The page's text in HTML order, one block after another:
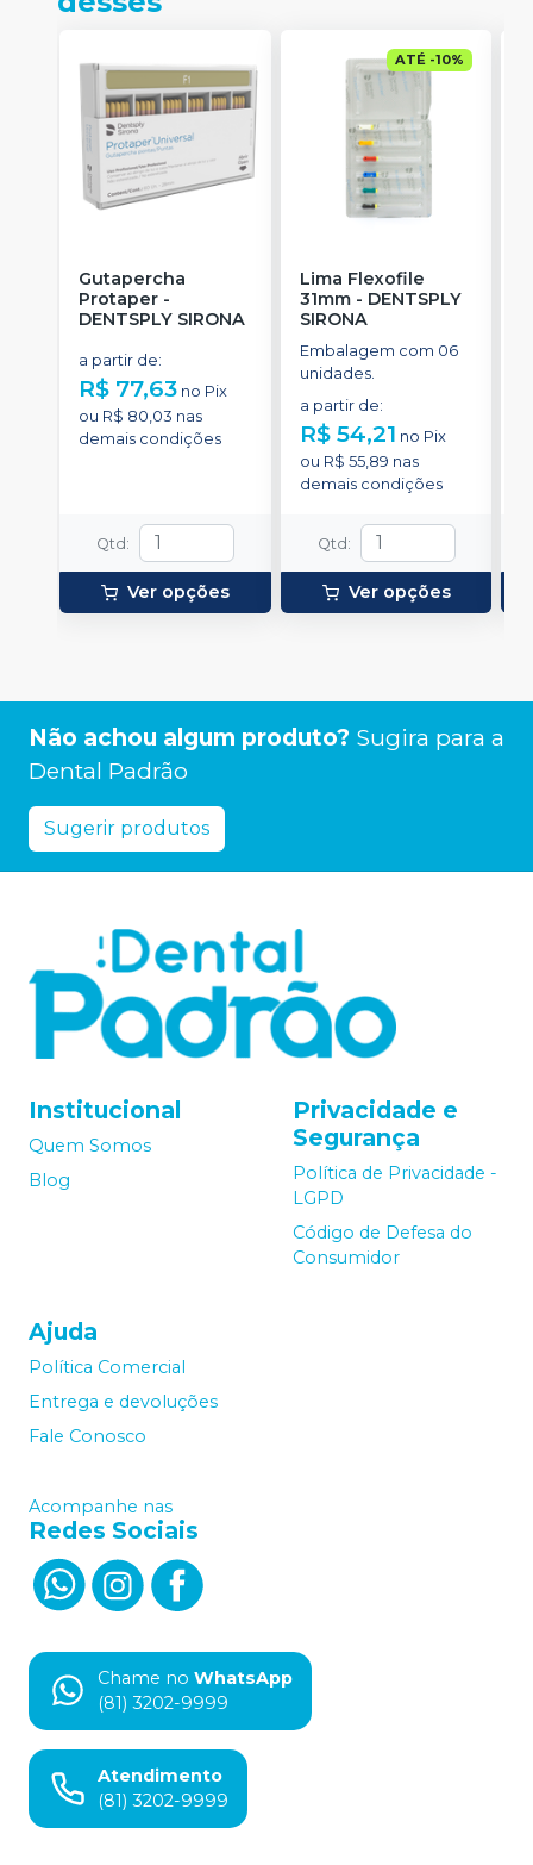
Gutapercha
Protaper -
DENTSPLY SIRONA
a partir de:
R$ 77,63 no Pix
ou R$ 80,03 nas
demais condições
Qtd:
Ver opções
ATÉ -10%
Lima Flexofile
31mm- DENTSPLY
SIRONA
Embalagem com 06
unidades.
a partir de:
R$ 54,21 no Pix
ou R$ 55,89 nas
demais condições
Qtd:
Ver opções
Não achou algum produto? Sugira para a
Dental Padrão
Sugerir produtos
Institucional
Quem Somos
Blog
Privacidade e
Segurança
Política de Privacidade -
LGPD
Código de Defesa do
Consumidor
Ajuda
Política Comercial
Entrega e devoluções
Fale Conosco
Acompanhe nas
Redes Sociais
Chame no WhatsApp
(81) 3202-9999
Atendimento
(81) 3202-9999